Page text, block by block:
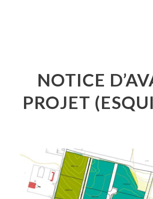
NOTICE
PROJET